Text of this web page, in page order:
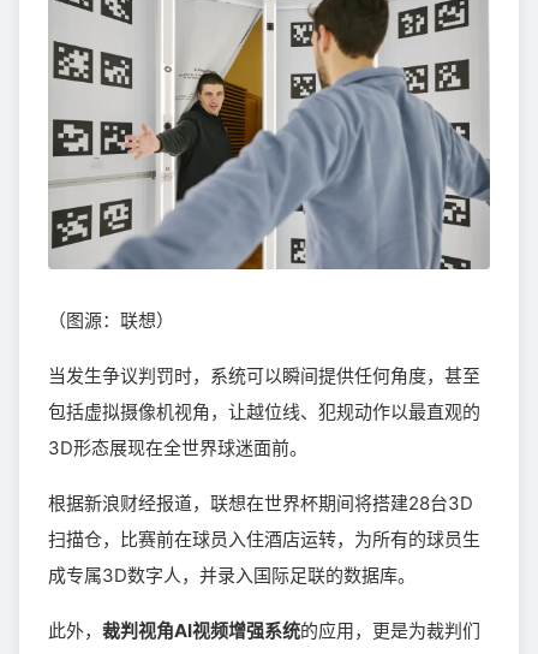
（图源：联想）
当发生争议判罚时，系统可以瞬间提供任何角度，甚至
包括虚拟摄像机视角，让越位线、犯规动作以最直观的
3D形态展现在全世界球迷面前。
根据新浪财经报道，联想在世界杯期间将搭建28台3D
扫描仓，比赛前在球员入住酒店运转，为所有的球员生
成专属3D数字人，并录入国际足联的数据库。
此外， 裁判视角AI视频增强系统的应用，更是为裁判们